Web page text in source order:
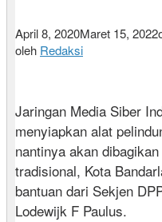
April 8, 2020Maret 15, 2022
oleh Redaksi
Jaringan Media Siber
menyiapkan alat
nantinya akan
tradisional, Kota
bantuan dari Sekjen
Lodewijk F Paulus.